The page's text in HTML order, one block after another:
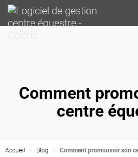
Comment
centre
Accueil Blog Comment promouvoir son